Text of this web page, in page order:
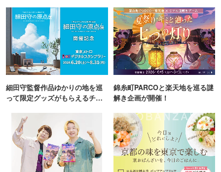
細田守監督作品ゆかりの地を巡
って限定グッズがもらえるチャ
錦糸町PARCOと楽天地を巡る謎
解き企画が開催！